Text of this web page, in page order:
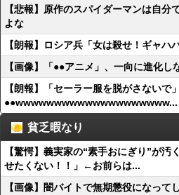
【悲報】原作のスパイダーマンは自
よな
【朗報】ロシア兵「女は殺せ！ギャハ
【画像】「●●アニメ」、一向に進化し
【朗報】「セーラー服を脱がさないで
●●wwwwwwwwwwwwwwwwwwww...
貧乏暇なり
【驚愕】義実家の“素手おにぎり”が汚
せたくない！！」←お前らは...
【画像】闇バイトで無期懲役になって